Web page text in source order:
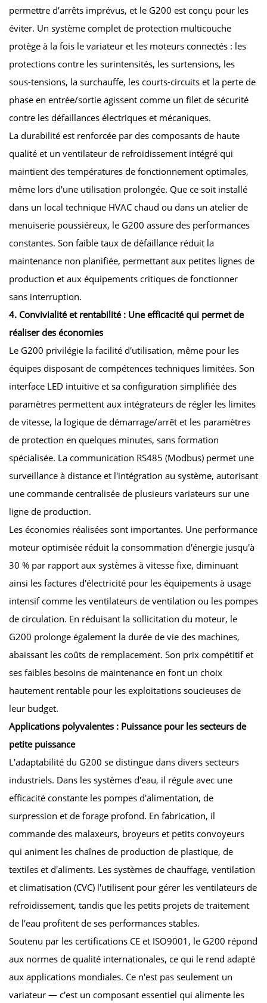
permettre d'arrêts imprévus, et le G200 est conçu pour les
éviter. Un système complet de protection multicouche
protège à la fois le variateur et les moteurs connectés : les
protections contre les surintensités, les surtensions, les
sous-tensions, la surchauffe, les courts-circuits et la perte de
phase en entrée/sortie agissent comme un filet de sécurité
contre les défaillances électriques et mécaniques.
La durabilité est renforcée par des composants de haute
qualité et un ventilateur de refroidissement intégré qui
maintient des températures de fonctionnement optimales,
même lors d'une utilisation prolongée. Que ce soit installé
dans un local technique HVAC chaud ou dans un atelier de
menuiserie poussiéreux, le G200 assure des performances
constantes. Son faible taux de défaillance réduit la
maintenance non planifiée, permettant aux petites lignes de
production et aux équipements critiques de fonctionner
sans interruption.
4. Convivialité et rentabilité : Une efficacité qui permet de
réaliser des économies
Le G200 privilégie la facilité d'utilisation, même pour les
équipes disposant de compétences techniques limitées. Son
interface LED intuitive et sa configuration simplifiée des
paramètres permettent aux intégrateurs de régler les limites
de vitesse, la logique de démarrage/arrêt et les paramètres
de protection en quelques minutes, sans formation
spécialisée. La communication RS485 (Modbus) permet une
surveillance à distance et l'intégration au système, autorisant
une commande centralisée de plusieurs variateurs sur une
ligne de production.
Les économies réalisées sont importantes. Une performance
moteur optimisée réduit la consommation d'énergie jusqu'à
30 % par rapport aux systèmes à vitesse fixe, diminuant
ainsi les factures d'électricité pour les équipements à usage
intensif comme les ventilateurs de ventilation ou les pompes
de circulation. En réduisant la sollicitation du moteur, le
G200 prolonge également la durée de vie des machines,
abaissant les coûts de remplacement. Son prix compétitif et
ses faibles besoins de maintenance en font un choix
hautement rentable pour les exploitations soucieuses de
leur budget.
Applications polyvalentes : Puissance pour les secteurs de
petite puissance
L'adaptabilité du G200 se distingue dans divers secteurs
industriels. Dans les systèmes d'eau, il régule avec une
efficacité constante les pompes d'alimentation, de
surpression et de forage profond. En fabrication, il
commande des malaxeurs, broyeurs et petits convoyeurs
qui animent les chaînes de production de plastique, de
textiles et d'aliments. Les systèmes de chauffage, ventilation
et climatisation (CVC) l'utilisent pour gérer les ventilateurs de
refroidissement, tandis que les petits projets de traitement
de l'eau profitent de ses performances stables.
Soutenu par les certifications CE et ISO9001, le G200 répond
aux normes de qualité internationales, ce qui le rend adapté
aux applications mondiales. Ce n'est pas seulement un
variateur — c'est un composant essentiel qui alimente les